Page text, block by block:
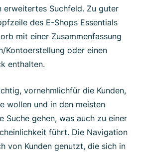
erweitertes Suchfeld. Zu guter
des E-Shops Essentials
mit einer Zusammenfassung
Kontoerstellung oder einen
enthalten.
vornehmlichfür die Kunden,
wollen und in den meisten
Suche gehen, was auch zu einer
führt. Die Navigation
von Kunden genutzt, die sich in